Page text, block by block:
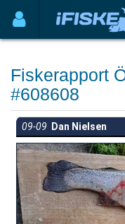
Fiskerapport
#608608
09-09 Dan Nielsen